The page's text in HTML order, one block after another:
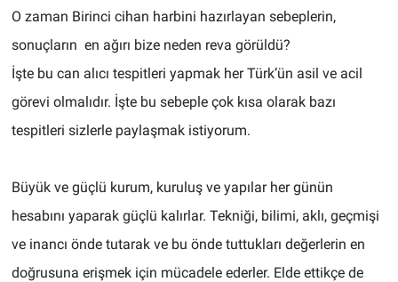
O zaman Birinci cihan harbini hazırlayan sebeplerin,
sonuçların en ağırı bize neden reva görüldü?
İşte bu can alıcı tespitleri yapmak her Türk’ün asil ve acil
görevi olmalıdır. İşte bu sebeple çok kısa olarak bazı
tespitleri sizlerle paylaşmak istiyorum.
Büyük ve güçlü kurum, kuruluş ve yapılar her günün
hesabını yaparak güçlü kalırlar. Tekniği, bilimi, aklı, geçmişi
ve inancı önde tutarak ve bu önde tuttukları değerlerin en
doğrusuna erişmek için mücadele ederler. Elde ettikçe de